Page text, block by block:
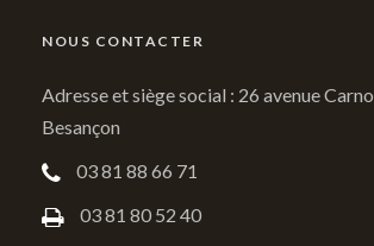
NOUS CONTACTER
Adresse et siège social : 26 avenue
Besançon
03 81 88 66 71
03 81 80 52 40